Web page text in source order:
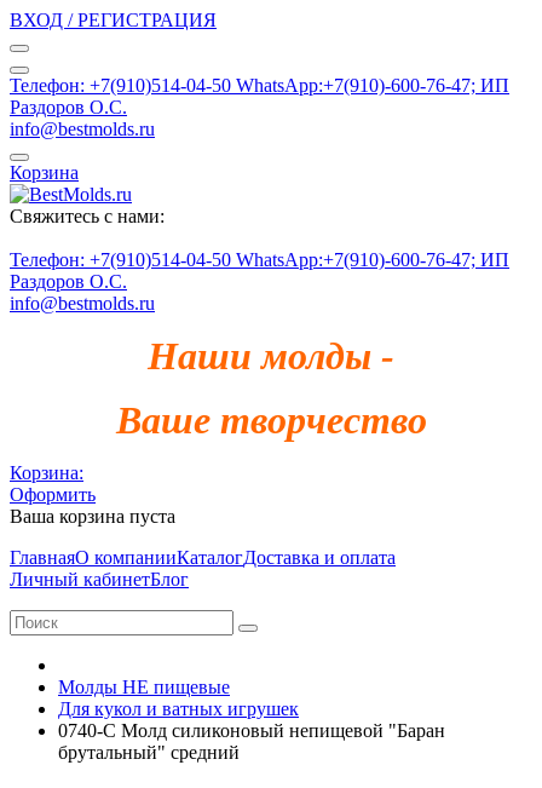
ВХОД / РЕГИСТРАЦИЯ
Телефон: +7(910)514-04-50 WhatsApp:+7(910)-600-76-47; ИП
Раздоров О.С.
info@bestmolds.ru
Корзина
Свяжитесь с нами:
Телефон: +7(910)514-04-50 WhatsApp:+7(910)-600-76-47; ИП
Раздоров О.С.
info@bestmolds.ru
Наши молды -
Ваше творчество
Корзина:
Оформить
Ваша корзина пуста
ГлавнаяО компанииКаталогДоставка и оплата
Личный кабинетБлог
Молды НЕ пищевые
Для кукол и ватных игрушек
0740-С Молд силиконовый непищевой "Баран
брутальный" средний